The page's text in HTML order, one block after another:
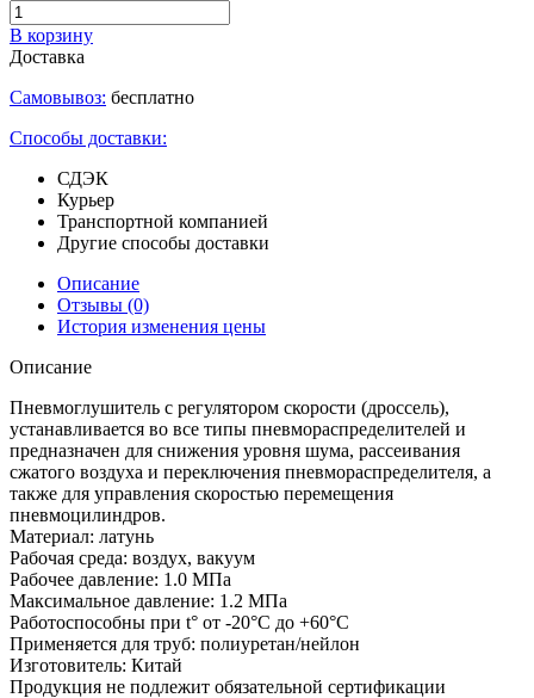
В корзину
Доставка
Самовывоз: бесплатно
Способы доставки:
СДЭК
Курьер
Транспортной компанией
Другие способы доставки
Описание
Отзывы (0)
История изменения цены
Описание
Пневмоглушитель с регулятором скорости (дроссель),
устанавливается во все типы пневмораспределителей и
предназначен для снижения уровня шума, рассеивания
сжатого воздуха и переключения пневмораспределителя, а
также для управления скоростью перемещения
пневмоцилиндров.
Материал: латунь
Рабочая среда: воздух, вакуум
Рабочее давление: 1.0 МПа
Максимальное давление: 1.2 МПа
Работоспособны при t° от -20°С до +60°С
Применяется для труб: полиуретан/нейлон
Изготовитель: Китай
Продукция не подлежит обязательной сертификации